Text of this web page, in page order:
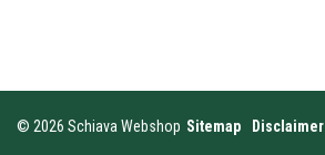
© 2026 Schiava Webshop Sitemap Disclaimer